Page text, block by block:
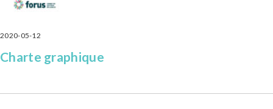
2020-05-12
Charte graphique